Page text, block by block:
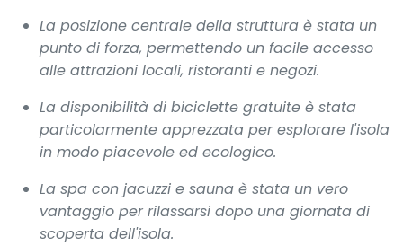
La posizione centrale della struttura è stata un
punto di forza, permettendo un facile accesso
alle attrazioni locali, ristoranti e negozi.
La disponibilità di biciclette gratuite è stata
particolarmente apprezzata per esplorare l'isola
in modo piacevole ed ecologico.
La spa con jacuzzi e sauna è stata un vero
vantaggio per rilassarsi dopo una giornata di
scoperta dell'isola.